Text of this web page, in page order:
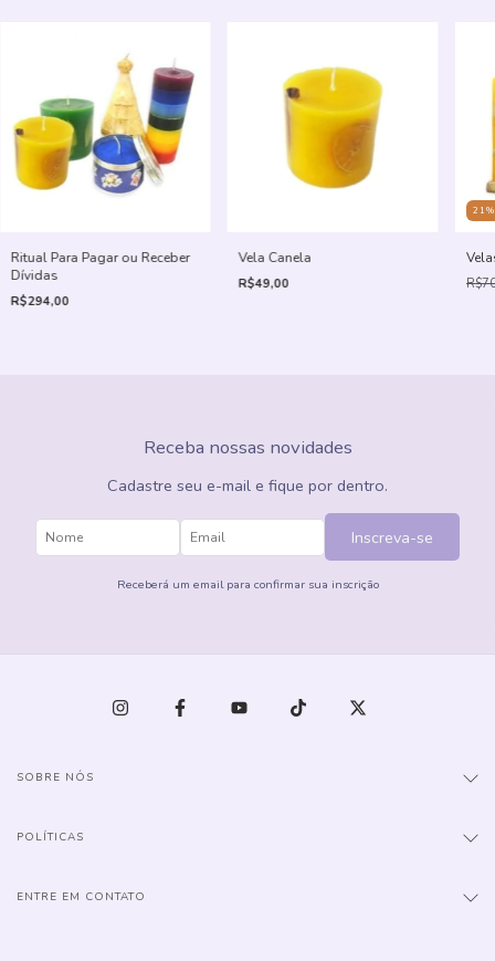
Ritual Para Pagar ou Receber
Dívidas
R$294,00
Vela Canela
R$49,00
21
Receba nossas novidades
Cadastre seu e-mail e fique por dentro.
Inscreva-se
Receberá um email para confirmar sua inscrição
SOBRE NÓS
POLÍTICAS
ENTRE EM CONTATO